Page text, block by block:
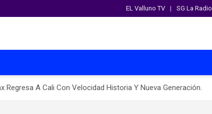
EL Valluno TV SG La Radio
Regresa A Cali Con Velocidad Historia Y Nueva Generación.